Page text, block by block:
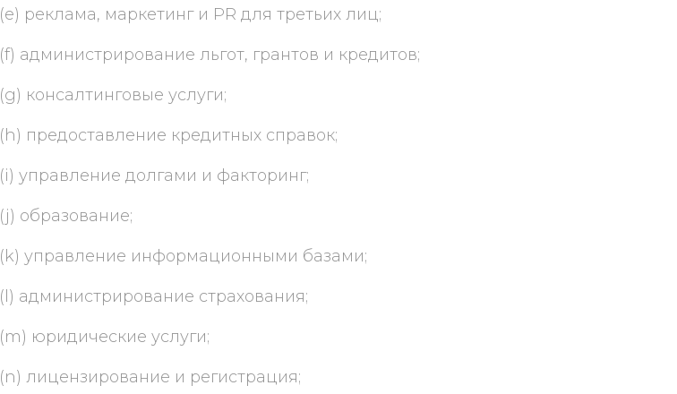
(e) реклама, маркетинг и PR для третьих лиц;
(f) администрирование льгот, грантов и кредитов;
(g) консалтинговые услуги;
(h) предоставление кредитных справок;
(i) управление долгами и факторинг;
(j) образование;
(k) управление информационными базами;
(l) администрирование страхования;
(m) юридические услуги;
(n) лицензирование и регистрация;